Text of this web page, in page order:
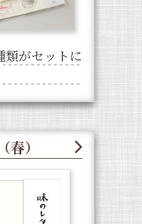
類がセットに
）